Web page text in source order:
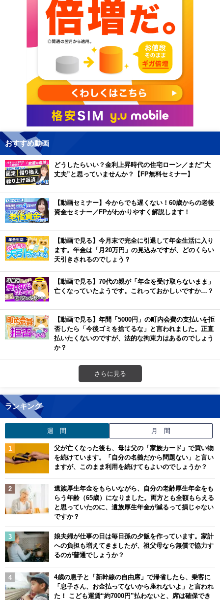
おすすめ動画
どうしたらいい？金利上昇時代の住宅ローン／まだ”大
丈夫”と思っていませんか？【FP無料セミナー】
【動画セミナー】今からでも遅くない！60歳からの老後
資金セミナー／FPがわかりやすく解説します！
【動画で見る】今月末で完全に引退して年金生活に入り
ます。年金は「月20万円」の見込みですが、どのくらい
天引きされるのでしょう？
【動画で見る】70代の親が「年金を受け取らないまま」
亡くなっていたようです。これっておかしいですか…？
【動画で見る】年間「5000円」の町内会費の支払いを拒
否したら「今後ゴミを捨てるな」と言われました。正直
払いたくないのですが、法的な拘束力はあるのでしょう
か？
さらに見る
ランキング
週 間 月 間
父が亡くなった後も、母は父の「家族カード」で買い物
を続けています。「自分の名義だから問題ない」と言い
ますが、このまま利用を続けてもよいのでしょうか？
遺族厚生年金をもらいながら、自分の老齢厚生年金をも
らう年齢（65歳）になりました。両方とも全額もらえる
と思っていたのに、遺族厚生年金が減るって損じゃない
ですか？
娘夫婦が仕事の日は毎日孫の夕飯を作っています。家計
への負担も増えてきましたが、祖父母なら無償で協力す
るのが普通でしょうか？
4歳の息子と「新幹線の自由席」で帰省したら、乗客に
「息子さん、お金払ってないから座れないよ」と言われ
た！ こども運賃“約7000円”払わないと、席は確保でき